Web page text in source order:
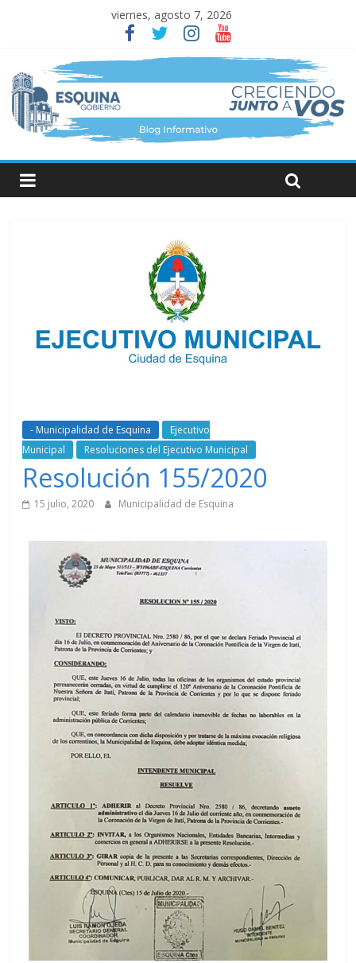
viernes, agosto 7, 2026
- Municipalidad de Esquina
Ejecutivo
Municipal
Resoluciones del Ejecutivo Municipal
Resolución 155/2020
15 julio, 2020 Municipalidad de Esquina